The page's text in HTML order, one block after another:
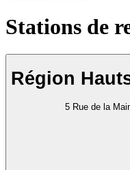
Stations de
Région
5 Rue de la